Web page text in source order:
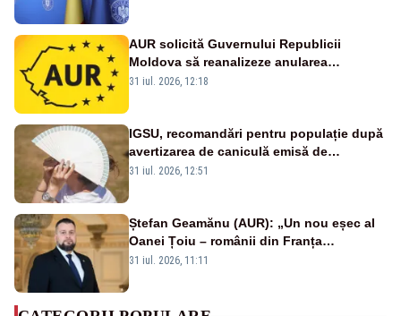
AUR solicită Guvernului Republicii
Moldova să reanalizeze anularea
concertului de Ziua Limbii Române
31 iul. 2026, 12:18
IGSU, recomandări pentru populație după
avertizarea de caniculă emisă de
meteorologi
31 iul. 2026, 12:51
Ștefan Geamănu (AUR): „Un nou eșec al
Oanei Țoiu – românii din Franța
abandonați de propriul minister de
31 iul. 2026, 11:11